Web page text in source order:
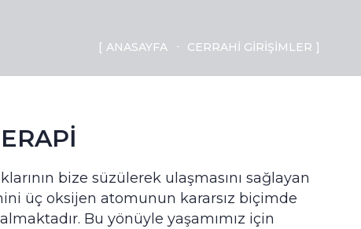
ANASAYFA CERRAHI GIRIŞIMLER
bize süzülerek ulaşmasını sağlayan
üç oksijen atomunun kararsız biçimde
Bu yönüyle yaşamımız için